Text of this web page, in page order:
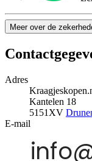
Meer over de
Adres
Kantelen 18
5151XV
E-mail